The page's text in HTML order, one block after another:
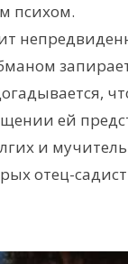
психом.
ей
и
отец-